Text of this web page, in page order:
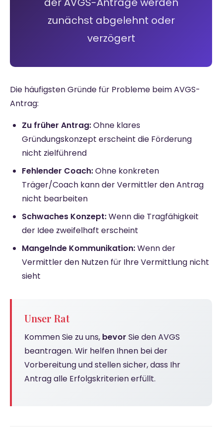
zunächst abgelehnt oder
verzögert
Die häufigsten Gründe für Probleme beim AVGS-
Antrag:
Zu früher Antrag:Ohne klares
Gründungskonzept erscheint die Förderung
nicht zielführend
Fehlender Coach:Ohne konkreten
Träger/Coach kann der Vermittler den Antrag
nicht bearbeiten
Schwaches Konzept:Wenn die Tragfähigkeit
der Idee zweifelhaft erscheint
Mangelnde Kommunikation:Wenn der
Vermittler den Nutzen für Ihre Vermittlung nicht
sieht
Unser Rat
Kommen Sie zu uns, bevor Sie den AVGS
beantragen. Wir helfen Ihnen bei der
Vorbereitung und stellen sicher, dass Ihr
Antrag alle Erfolgskriterien erfüllt.